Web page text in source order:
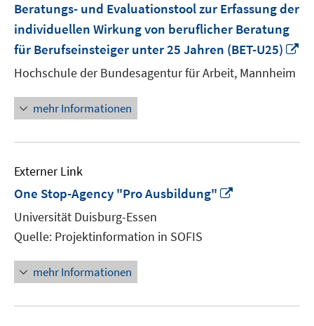
Beratungs- und Evaluationstool zur Erfassung der
individuellen Wirkung von beruflicher Beratung
für Berufseinsteiger unter 25 Jahren (BET-U25)
Hochschule der Bundesagentur für Arbeit, Mannheim
mehr Informationen
Externer Link
One Stop-Agency "Pro Ausbildung"
Universität Duisburg-Essen
Quelle: Projektinformation in SOFIS
mehr Informationen